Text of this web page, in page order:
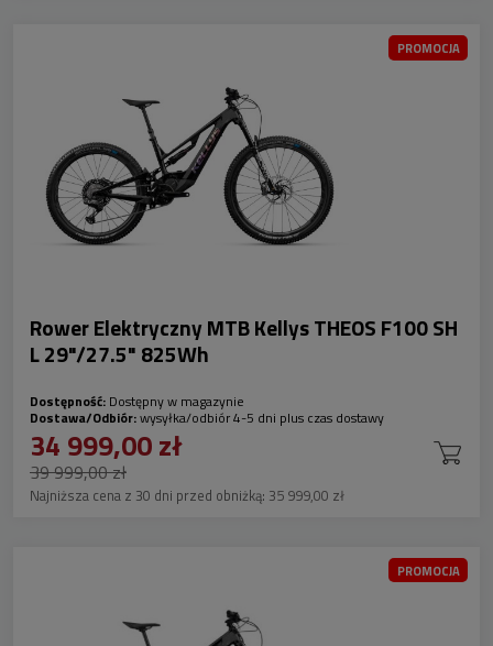
Rower Elektryczny MTB Kellys THEOS F100 SH
L 29"/27.5" 825Wh
Dostępność: Dostępny w magazynie
Dostawa/Odbiór:wysyłka/odbiór 4-5 dni plus czas dostawy
34 999,00 zł
39 999,00 zł
Najniższa cena z 30 dni przed obniżką: 35 999,00 zł
PROMOCJA
PROMOCJA